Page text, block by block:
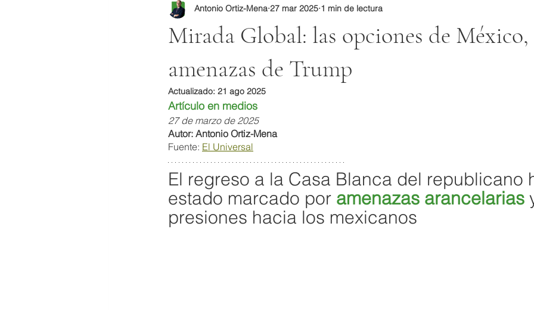
Mirada Global: las opciones de México,
amenazas de Trump
Antonio Ortiz-Mena 27 mar 2025 1 min de lectura
Actualizado: 21 ago 2025
Artículo en medios
27 de marzo de 2025
Autor: Antonio Ortiz-Mena
Fuente: El Universal
El regreso a la Casa Blanca del republicano
estado marcado por amenazas arancelarias
presiones hacia los mexicanos